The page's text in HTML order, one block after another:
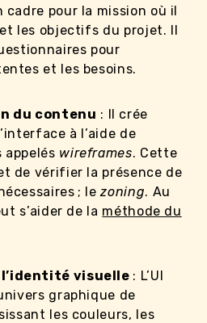
pour la mission où il
les objectifs du projet. Il
pour
et les besoins.
du contenu : Il crée
à l’aide de
appelés wireframes. Cette
de vérifier la présence de
; lezoning. Au
s’aider de la méthode du
visuelle : L’UI
graphique de
les couleurs, les